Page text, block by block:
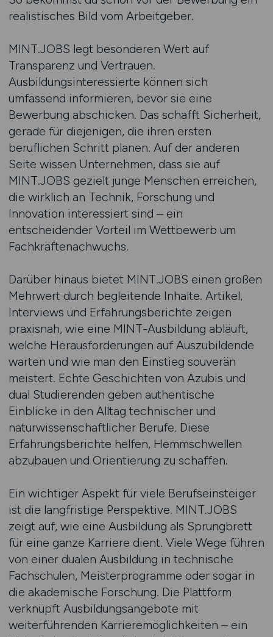
realistisches Bild vom Arbeitgeber.
MINT.JOBS legt besonderen Wert auf
Transparenz und Vertrauen.
Ausbildungsinteressierte können sich
umfassend informieren, bevor sie eine
Bewerbung abschicken. Das schafft Sicherheit,
gerade für diejenigen, die ihren ersten
beruflichen Schritt planen. Auf der anderen
Seite wissen Unternehmen, dass sie auf
MINT.JOBS gezielt junge Menschen erreichen,
die wirklich an Technik, Forschung und
Innovation interessiert sind – ein
entscheidender Vorteil im Wettbewerb um
Fachkräftenachwuchs.
Darüber hinaus bietet MINT.JOBS einen großen
Mehrwert durch begleitende Inhalte. Artikel,
Interviews und Erfahrungsberichte zeigen
praxisnah, wie eine MINT-Ausbildung abläuft,
welche Herausforderungen auf Auszubildende
warten und wie man den Einstieg souverän
meistert. Echte Geschichten von Azubis und
dual Studierenden geben authentische
Einblicke in den Alltag technischer und
naturwissenschaftlicher Berufe. Diese
Erfahrungsberichte helfen, Hemmschwellen
abzubauen und Orientierung zu schaffen.
Ein wichtiger Aspekt für viele Berufseinsteiger
ist die langfristige Perspektive. MINT.JOBS
zeigt auf, wie eine Ausbildung als Sprungbrett
für eine ganze Karriere dient. Viele Wege führen
von einer dualen Ausbildung in technische
Fachschulen, Meisterprogramme oder sogar in
die akademische Forschung. Die Plattform
verknüpft Ausbildungsangebote mit
weiterführenden Karrieremöglichkeiten – ein